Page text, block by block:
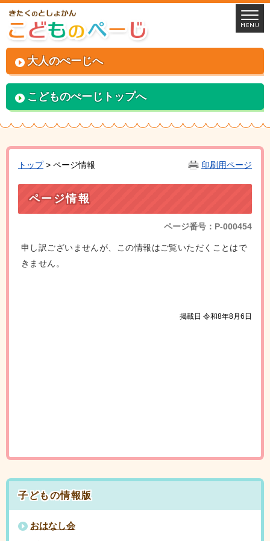
大人のぺーじへ
こどものぺーじトップへ
印刷用ページ
トップ> ページ情報
ページ情報
ページ番号：P-000454
申し訳ございませんが、この情報はご覧いただくことはで
きません。
掲載日 令和8年8月6日
子どもの情報版
おはなし会